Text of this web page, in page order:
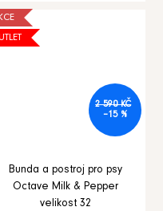
2 590 KČ
–15 %
Bunda a postroj pro psy
Octave Milk & Pepper
velikost 32